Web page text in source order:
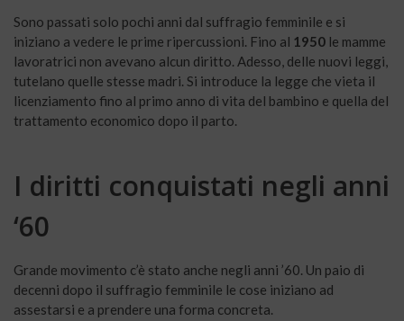
Sono passati solo pochi anni dal suffragio femminile e si
iniziano a vedere le prime ripercussioni. Fino al 1950 le mamme
lavoratrici non avevano alcun diritto. Adesso, delle nuovi leggi,
tutelano quelle stesse madri. Si introduce la legge che vieta il
licenziamento fino al primo anno di vita del bambino e quella del
trattamento economico dopo il parto.
I diritti conquistati negli anni
‘60
Grande movimento c’è stato anche negli anni ’60. Un paio di
decenni dopo il suffragio femminile le cose iniziano ad
assestarsi e a prendere una forma concreta.